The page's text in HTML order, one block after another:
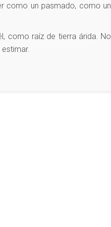
como un pasmado, como un
como raíz de tierra árida. No